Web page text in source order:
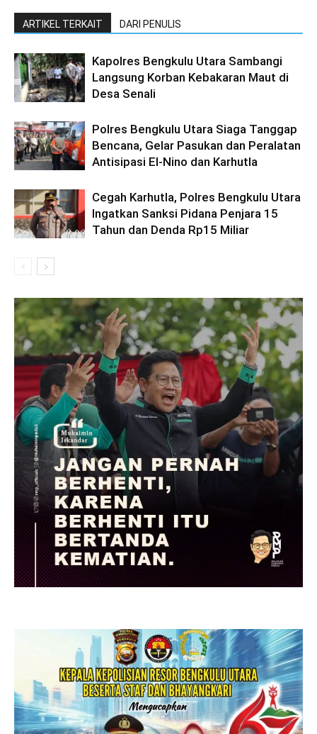
ARTIKEL TERKAIT DARI PENULIS
Kapolres Bengkulu Utara Sambangi
Langsung Korban Kebakaran Maut di
Desa Senali
Polres Bengkulu Utara Siaga Tanggap
Bencana, Gelar Pasukan dan Peralatan
Antisipasi El-Nino dan Karhutla
Cegah Karhutla, Polres Bengkulu Utara
Ingatkan Sanksi Pidana Penjara 15
Tahun dan Denda Rp15 Miliar